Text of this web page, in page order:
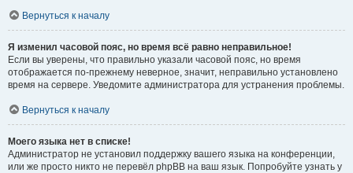
Вернуться к началу
Я изменил часовой пояс, но время всё равно неправильное!
Если вы уверены, что правильно указали часовой пояс, но время
отображается по-прежнему неверное, значит, неправильно установлено
время на сервере. Уведомите администратора для устранения проблемы.
Вернуться к началу
Моего языка нет в списке!
Администратор не установил поддержку вашего языка на конференции,
или же просто никто не перевёл phpBB на ваш язык. Попробуйте узнать у